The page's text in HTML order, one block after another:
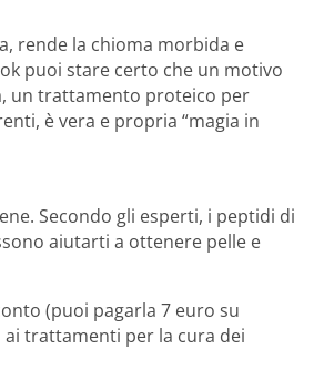
rende la chioma morbida e
puoi stare certo che un motivo
un trattamento proteico per
è vera e propria “magia in
Secondo gli esperti, i peptidi di
aiutarti a ottenere pelle e
(puoi pagarla 7 euro su
ai trattamenti per la cura dei